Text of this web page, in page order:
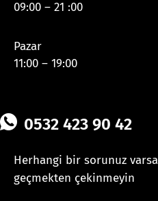
09:00 – 21 :00
Pazar
11:00 – 19:00
0532 423 90 42
Herhangi bir sorunuz
geçmekten çekinmeyin